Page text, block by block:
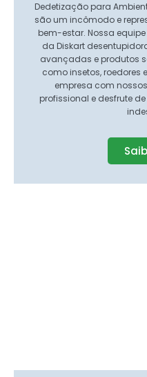
Dedetização para
são um incômodo e
bem-estar. Nossa
da Diskart
avançadas e produtos
como insetos, roedores
empresa com
profissional e desfrute